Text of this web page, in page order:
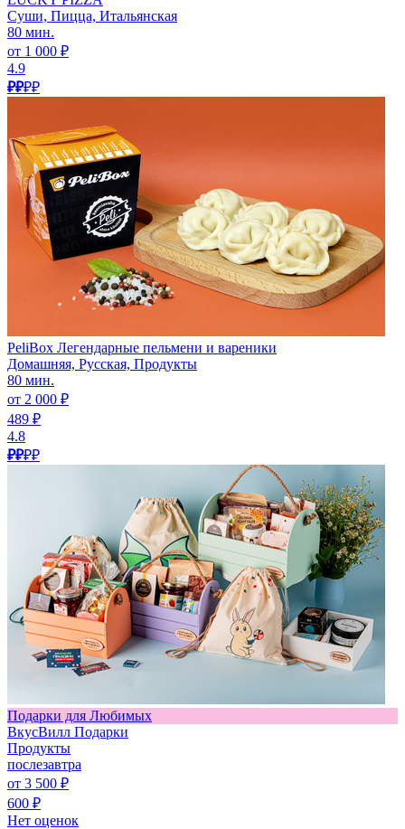
Суши, Пицца, Итальянская
80 мин.
от 1 000 ₽
4.9
₽₽₽₽
PeliBox Легендарные пельмени и вареники
Домашняя, Русская, Продукты
80 мин.
от 2 000 ₽
489 ₽
4.8
₽₽₽₽
Подарки для Любимых
ВкусВилл Подарки
Продукты
послезавтра
от 3 500 ₽
600 ₽
Нет оценок